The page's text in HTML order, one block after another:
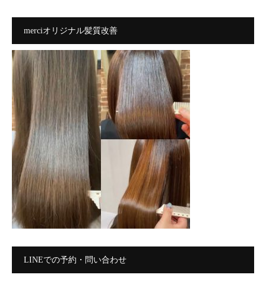
merciオリジナル髪質改善
LINEでの予約・問い合わせ